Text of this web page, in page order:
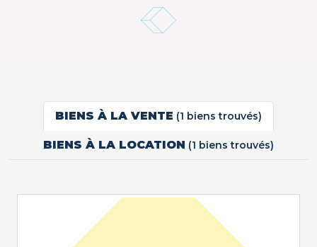
BIENS À LA VENTE (1 biens trouvés)
BIENS À LA LOCATION (1 biens trouvés)